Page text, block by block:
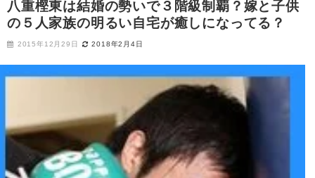
八重樫東は結婚の勢いで３階級制覇？嫁と子供
の５人家族の明るい自宅が癒しになってる？
2015年12月29日 2018年2月4日